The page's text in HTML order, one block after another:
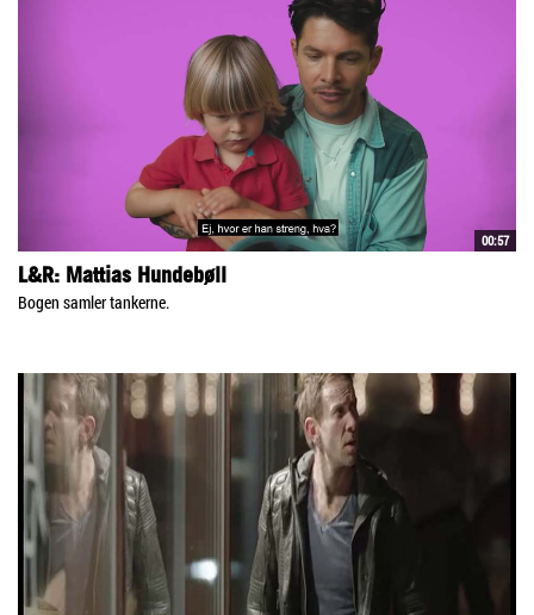
00:57
L&R: Mattias Hundebøll
Bogen samler tankerne.